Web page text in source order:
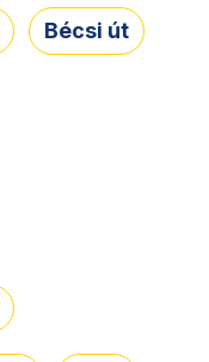
Bécsi út